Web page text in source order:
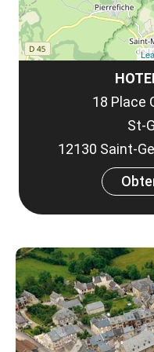
18 Place
St-
12130 Saint-